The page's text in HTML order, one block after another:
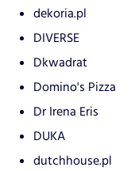
dekoria.pl
DIVERSE
Dkwadrat
Domino's Pizza
Dr Irena Eris
DUKA
dutchhouse.pl